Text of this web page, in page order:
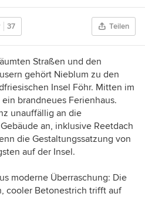
Meinem eigenen bin ich auf
Houzz-Magazin helfen
finden, zeigen spannende
durch Schlüssellöcher.
Zuhause? Erzählen Sie
37 Teilen
Straßen und den
gehört Nieblum zu den
Insel Föhr. Mitten im
brandneues Ferienhaus.
unauffällig an die
an, inklusive Reetdach
die Gestaltungssatzung von
auf der Insel.
moderne Überraschung: Die
cooler Betonestrich trifft auf